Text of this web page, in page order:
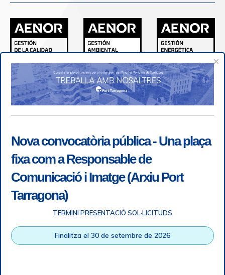
Accessibilitat |Nota legal | Info RGPD |Informació de
×
Nova convocatòria pública - Una plaça
fixa com a Responsable de
Comunicació i Imatge (Arxiu Port
Tarragona)
TERMINI PRESENTACIÓ SOL·LICITUDS
Finalitza el 30 de setembre de 2026